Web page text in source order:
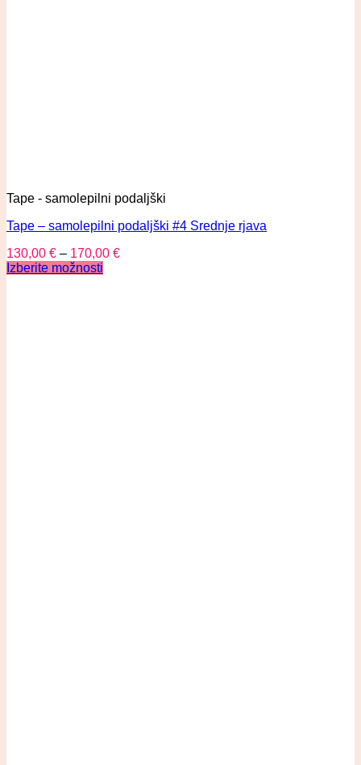
Tape - samolepilni podaljški
Tape – samolepilni podaljški #4 Srednje rjava
130,00 € – 170,00 €
Izberite možnosti